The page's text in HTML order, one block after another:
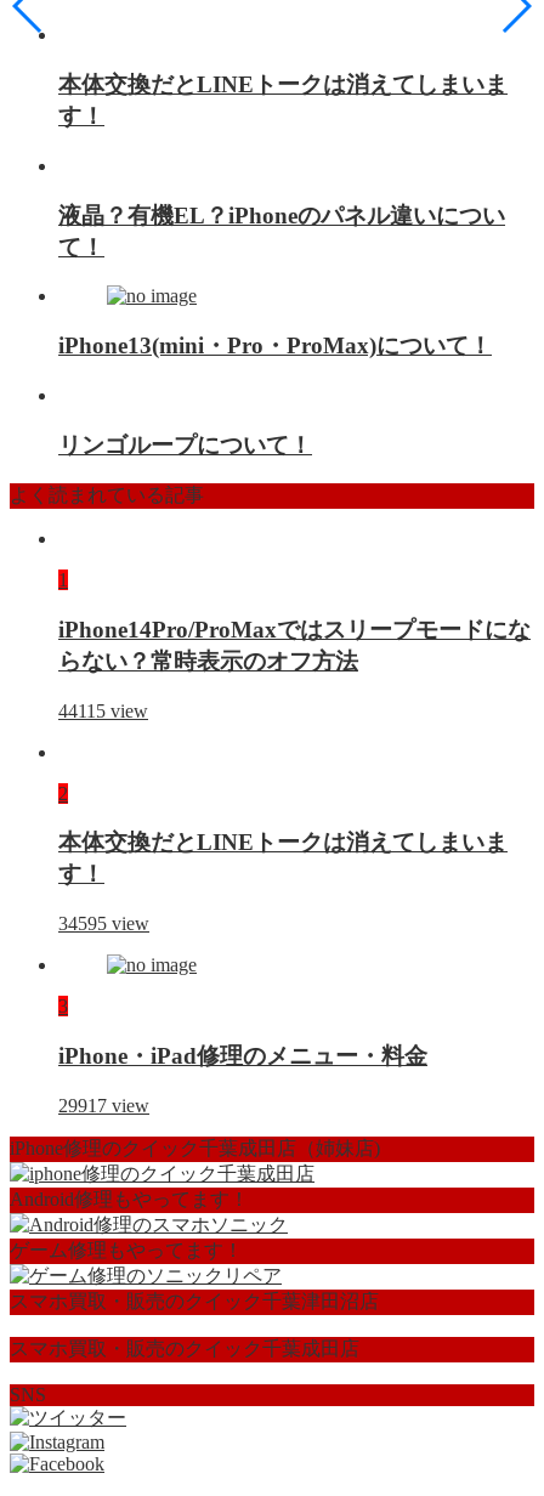
本体交換だとLINEトークは消えてしまいま
す！
液晶？有機EL？iPhoneのパネル違いについ
て！
iPhone13(mini・Pro・ProMax)について！
リンゴループについて！
よく読まれている記事
1
iPhone14Pro/ProMaxではスリープモードにな
らない？常時表示のオフ方法
44115 view
2
本体交換だとLINEトークは消えてしまいま
す！
34595 view
3
iPhone・iPad修理のメニュー・料金
29917 view
iPhone修理のクイック千葉成田店（姉妹店)
Android修理もやってます！
ゲーム修理もやってます！
スマホ買取・販売のクイック千葉津田沼店
スマホ買取・販売のクイック千葉成田店
SNS